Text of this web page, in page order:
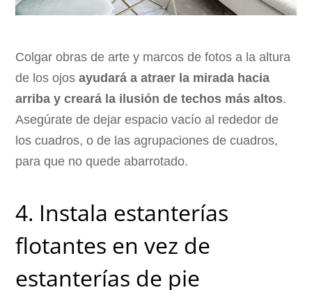
Colgar obras de arte y marcos de fotos a la altura
de los ojosayudará a atraer la mirada hacia
arriba y creará la ilusión de techos más altos.
Asegúrate de dejar espacio vacío al rededor de
los cuadros, o de las agrupaciones de cuadros,
para que no quede abarrotado.
4. Instala estanterías
flotantes en vez de
estanterías de pie